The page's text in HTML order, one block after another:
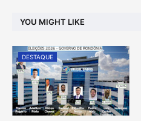
YOU MIGHT LIKE
DESTAQUE